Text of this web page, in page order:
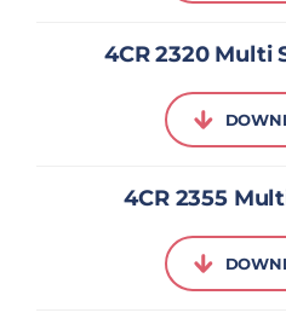
4CR 2320 Multi
4CR 2355